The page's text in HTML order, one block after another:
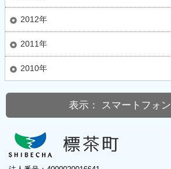
2012年
2011年
2010年
表示： スマートフォン